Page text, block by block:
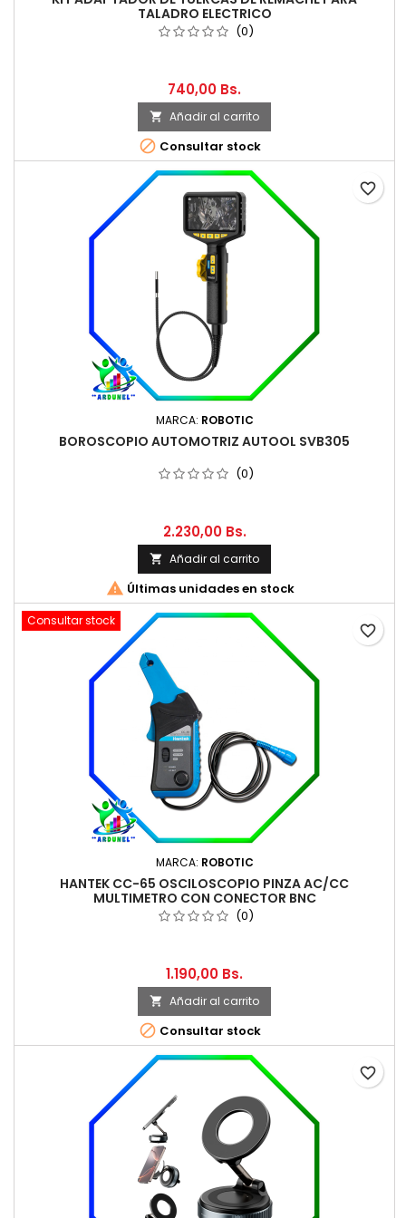
TALADRO ELECTRICO
(0)
740,00 Bs.
 Añadir al carrito
 Consultar stock
MARCA: ROBOTIC
BOROSCOPIO AUTOMOTRIZ AUTOOL SVB305
(0)
2.230,00 Bs.
 Añadir al carrito
 Últimas unidades en stock
favorite_border
Consultar stock
MARCA: ROBOTIC
HANTEK CC-65 OSCILOSCOPIO PINZA AC/CC
MULTIMETRO CON CONECTOR BNC
(0)
1.190,00 Bs.
 Añadir al carrito
 Consultar stock
favorite_border
favorite_border